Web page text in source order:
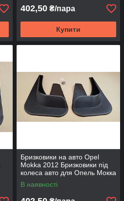
402,50 ₴/пара
Купити
Бризковики на авто Opel
Mokka 2012 Бризковики під
колеса авто для Опель Мокка
2012 Бризговики задній
універсальні
В наявності